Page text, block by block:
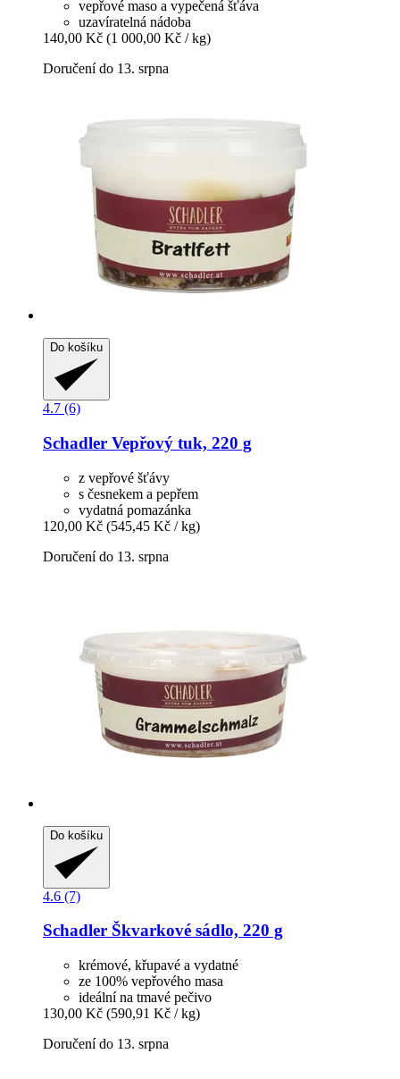
vepřové maso a vypečená šťáva
uzavíratelná nádoba
140,00 Kč (1 000,00 Kč / kg)
Doručení do 13. srpna
Do košíku
4.7 (6)
Schadler Vepřový tuk, 220 g
z vepřové šťávy
s česnekem a pepřem
vydatná pomazánka
120,00 Kč (545,45 Kč / kg)
Doručení do 13. srpna
Do košíku
4.6 (7)
Schadler Škvarkové sádlo, 220 g
krémové, křupavé a vydatné
ze 100% vepřového masa
ideální na tmavé pečivo
130,00 Kč (590,91 Kč / kg)
Doručení do 13. srpna